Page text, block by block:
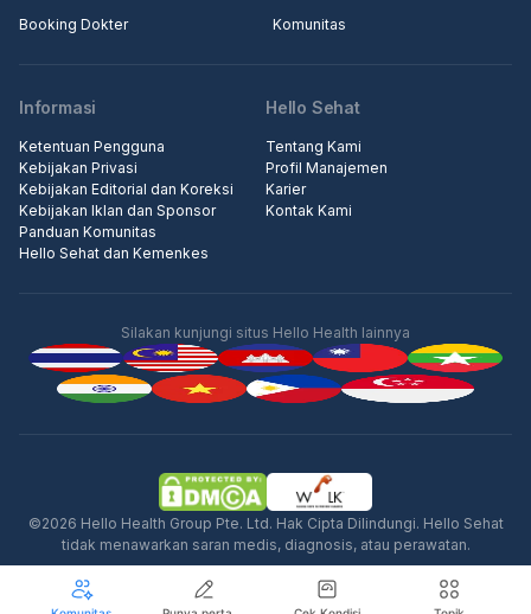
Iklan
Booking Dokter
Komunitas
Informasi
Ketentuan Pengguna
Kebijakan Privasi
Kebijakan Editorial dan Koreksi
Kebijakan Iklan dan Sponsor
Panduan Komunitas
Hello Sehat dan Kemenkes
Hello Sehat
Tentang Kami
Profil Manajemen
Karier
Kontak Kami
Silakan kunjungi situs Hello Health lainnya
©2026 Hello Health Group Pte. Ltd. Hak Cipta Dilindungi. Hello Sehat
tidak menawarkan saran medis, diagnosis, atau perawatan.